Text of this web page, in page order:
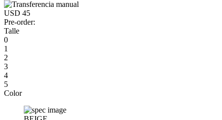
USD 45
Pre-order:
Talle
0
1
2
3
4
5
Color